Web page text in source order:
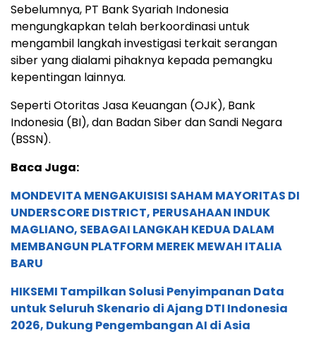
Sebelumnya, PT Bank Syariah Indonesia
mengungkapkan telah berkoordinasi untuk
mengambil langkah investigasi terkait serangan
siber yang dialami pihaknya kepada pemangku
kepentingan lainnya.
Seperti Otoritas Jasa Keuangan (OJK), Bank
Indonesia (BI), dan Badan Siber dan Sandi Negara
(BSSN).
Baca Juga:
MONDEVITA MENGAKUISISI SAHAM MAYORITAS DI
UNDERSCORE DISTRICT, PERUSAHAAN INDUK
MAGLIANO, SEBAGAI LANGKAH KEDUA DALAM
MEMBANGUN PLATFORM MEREK MEWAH ITALIA
BARU
HIKSEMI Tampilkan Solusi Penyimpanan Data
untuk Seluruh Skenario di Ajang DTI Indonesia
2026, Dukung Pengembangan AI di Asia